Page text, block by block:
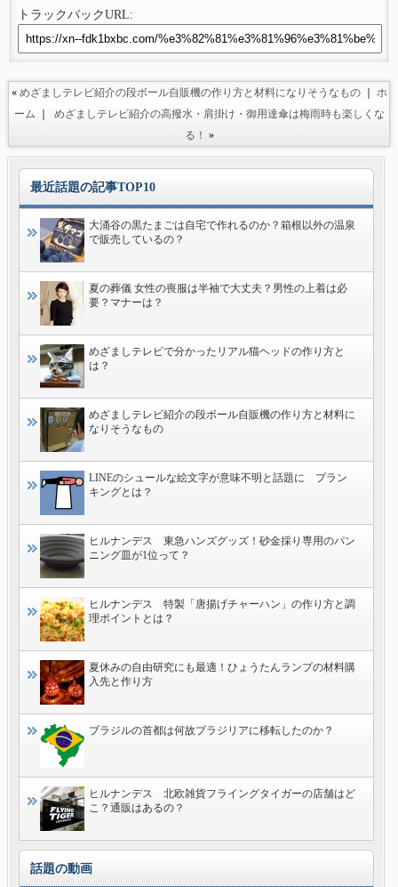
トラックバックURL:
« めざましテレビ紹介の段ボール自販機の作り方と材料になりそうなもの｜
ホ
ーム ｜ めざましテレビ紹介の高撥水・肩掛け・御用達傘は梅雨時も楽しくな
る！ »
最近話題の記事TOP10
大涌谷の黒たまごは自宅で作れるのか？箱根以外の温泉
で販売しているの？
夏の葬儀 女性の喪服は半袖で大丈夫？男性の上着は必
要？マナーは？
めざましテレビで分かったリアル猫ヘッドの作り方と
は？
めざましテレビ紹介の段ボール自販機の作り方と材料に
なりそうなもの
LINEのシュールな絵文字が意味不明と話題に プラン
キングとは？
ヒルナンデス 東急ハンズグッズ！砂金採り専用のパン
ニング皿が1位って？
ヒルナンデス 特製「唐揚げチャーハン」の作り方と調
理ポイントとは？
夏休みの自由研究にも最適！ひょうたんランプの材料購
入先と作り方
ブラジルの首都は何故ブラジリアに移転したのか？
ヒルナンデス 北欧雑貨フライングタイガーの店舗はど
こ？通販はあるの？
話題の動画